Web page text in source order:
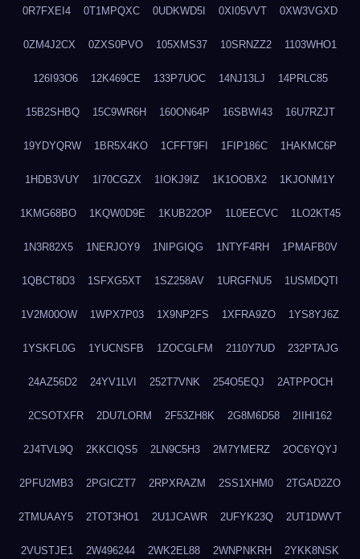
0R7FXEI4 0T1MPQXC 0UDKWD5I 0XI05VVT 0XW3VGXD
0ZM4J2CX 0ZXS0PVO 105XMS37 10SRNZZ2 1103WHO1
126I93O6 12K469CE 133P7UOC 14NJ13LJ 14PRLC85
15B2SHBQ 15C9WR6H 160ON64P 16SBWI43 16U7RZJT
19YDYQRW 1BR5X4KO 1CFFT9FI 1FIP186C 1HAKMC6P
1HDB3VUY 1I70CGZX 1IOKJ9IZ 1K1OOBX2 1KJONM1Y
1KMG68BO 1KQW0D9E 1KUB22OP 1L0EECVC 1LO2KT45
1N3R82X5 1NERJOY9 1NIPGIQG 1NTYF4RH 1PMAFB0V
1QBCT8D3 1SFXG5XT 1SZ258AV 1URGFNU5 1USMDQTI
1V2M00OW 1WPX7P03 1X9NP2FS 1XFRA9ZO 1YS8YJ6Z
1YSKFL0G 1YUCNSFB 1ZOCGLFM 2110Y7UD 232PTAJG
24AZ56D2 24YV1LVI 252T7VNK 254O5EQJ 2ATPPOCH
2CSOTXFR 2DU7LORM 2F53ZH8K 2G8M6D58 2IIHI162
2J4TVL9Q 2KKCIQS5 2LN9C5H3 2M7YMERZ 2OC6YQYJ
2PFU2MB3 2PGICZT7 2RPXRAZM 2SS1XHM0 2TGAD2ZO
2TMUAAY5 2TOT3HO1 2U1JCAWR 2UFYK23Q 2UT1DWVT
2VUSTJE1 2W496244 2WK2EL88 2WNPNKRH 2YKK8NSK